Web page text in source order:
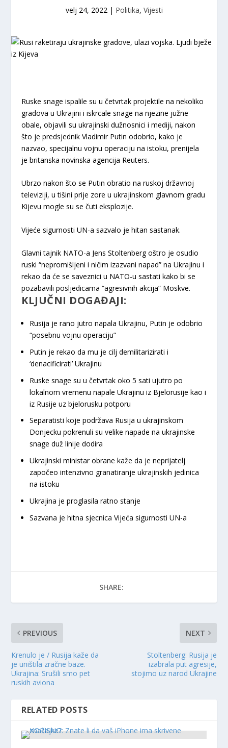
velj 24, 2022| Politika, Vijesti
Ruske snage ispalile su u četvrtak projektile na nekoliko
gradova u Ukrajini i iskrcale snage na njezine južne
obale, objavili su ukrajinski dužnosnici i mediji, nakon
što je predsjednik Vladimir Putin odobrio, kako je
nazvao, specijalnu vojnu operaciju na istoku, prenijela
je britanska novinska agencija Reuters.
Ubrzo nakon što se Putin obratio na ruskoj državnoj
televiziji, u tišini prije zore u ukrajinskom glavnom gradu
Kijevu mogle su se čuti eksplozije.
Vijeće sigurnosti UN-a sazvalo je hitan sastanak.
Glavni tajnik NATO-a Jens Stoltenberg oštro je osudio
ruski “nepromišljeni i ničim izazvani napad” na Ukrajinu i
rekao da će se saveznici u NATO-u sastati kako bi se
pozabavili posljedicama “agresivnih akcija” Moskve.
KLJUČNI DOGAĐAJI:
Rusija je rano jutro napala Ukrajinu, Putin je odobrio
“posebnu vojnu operaciju”
Putin je rekao da mu je cilj demilitarizirati i
‘denacificirati’ Ukrajinu
Ruske snage su u četvrtak oko 5 sati ujutro po
lokalnom vremenu napale Ukrajinu iz Bjelorusije kao i
iz Rusije uz bjelorusku potporu
Separatisti koje podržava Rusija u ukrajinskom
Donjecku pokrenuli su velike napade na ukrajinske
snage duž linije dodira
Ukrajinski ministar obrane kaže da je neprijatelj
započeo intenzivno granatiranje ukrajinskih jedinica
na istoku
Ukrajina je proglasila ratno stanje
Sazvana je hitna sjecnica Vijeća sigurnosti UN-a
SHARE:
PREVIOUS
Krenulo je / Rusija kaže da
je uništila zračne baze.
Ukrajina: Srušili smo pet
ruskih aviona
NEXT
Stoltenberg: Rusija je
izabrala put agresije,
stojimo uz narod Ukrajine
RELATED POSTS